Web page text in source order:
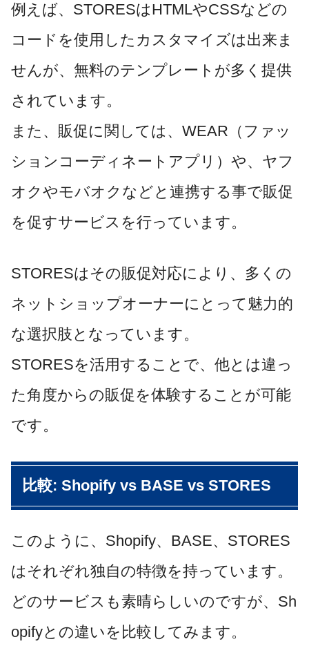
例えば、STORESはHTMLやCSSなどの
コードを使用したカスタマイズは出来ま
せんが、無料のテンプレートが多く提供
されています。
また、販促に関しては、WEAR（ファッ
ションコーディネートアプリ）や、ヤフ
オクやモバオクなどと連携する事で販促
を促すサービスを行っています。
STORESはその販促対応により、多くの
ネットショップオーナーにとって魅力的
な選択肢となっています。
STORESを活用することで、他とは違っ
た角度からの販促を体験することが可能
です。
比較: Shopify vs BASE vs STORES
このように、Shopify、BASE、STORES
はそれぞれ独自の特徴を持っています。
どのサービスも素晴らしいのですが、Sh
opifyとの違いを比較してみます。